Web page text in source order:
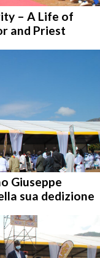
– A Life of
and Priest
Giuseppe
sua dedizione